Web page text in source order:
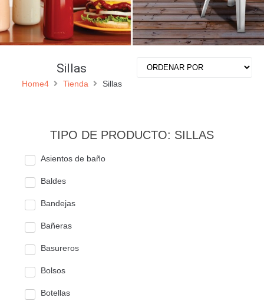
Sillas
Home4 Tienda Sillas
TIPO DE PRODUCTO: SILLAS
Asientos de baño
Baldes
Bandejas
Bañeras
Basureros
Bolsos
Botellas